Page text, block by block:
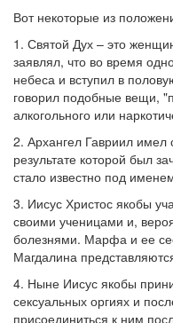
Вот некоторые из
1. Святой Дух – это
заявлял, что во время
небеса и вступил в
говорил подобные вещи,
алкогольного или
2. Архангел Гавриил имел
результате которой был
стало известно под
3. Иисус Христос якобы
своими ученицами и,
болезнями. Марфа и ее
Магдалина
4. Ныне Иисус якобы
сексуальных оргиях и
присоединиться к ним